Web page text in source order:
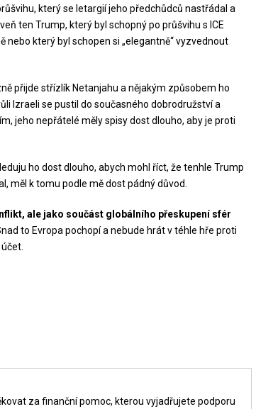
který se letargií jeho předchůdců nastřádal a
ten Trump, který byl schopný po průšvihu s ICE
který byl schopen si „elegantně“ vyzvednout
přijde střízlík Netanjahu a nějakým způsobem ho
Izraeli se pustil do současného dobrodružství a
jeho nepřátelé měly spisy dost dlouho, aby je proti
ho dost dlouho, abych mohl říct, že tenhle Trump
měl k tomu podle mě dost pádný důvod.
ale jako součást globálního přeskupení sfér
to Evropa pochopí a nebude hrát v téhle hře proti
za finanční pomoc, kterou vyjadřujete podporu